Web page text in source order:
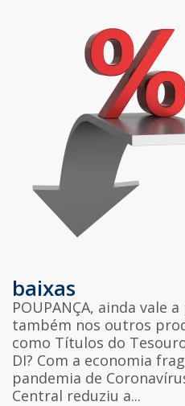
baixas
POUPANÇA, ainda vale
também nos outros
como Títulos do
DI? Com a economia
pandemia de
Central reduziu a...